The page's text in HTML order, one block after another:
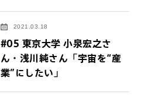
2021.03.18
#05 東京大学 小泉宏之さ
ん・浅川純さん「宇宙を“産
業”にしたい」